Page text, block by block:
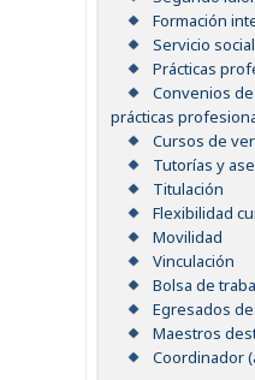
Formación
Servicio social
Prácticas
Convenios
prácticas
Cursos de
Tutorías y
Titulación
Flexibilidad
Movilidad
Vinculación
Bolsa de
Egresados
Maestros
Coordinador